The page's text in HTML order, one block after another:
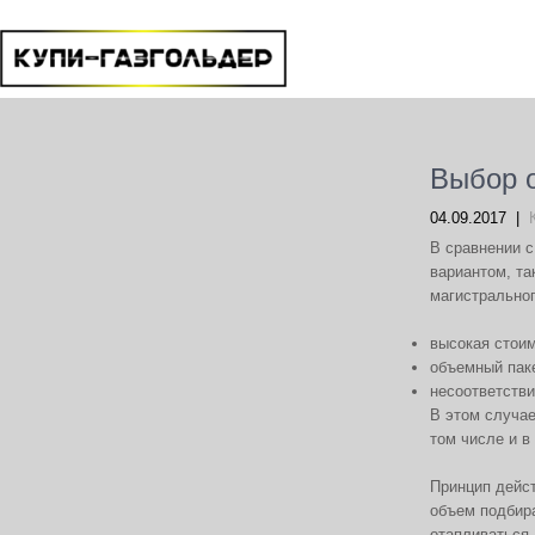
Выбор
04.09.2017
В сравнении
вариантом,
высокая
объемный
В этом
том числе и в
Принцип
объем